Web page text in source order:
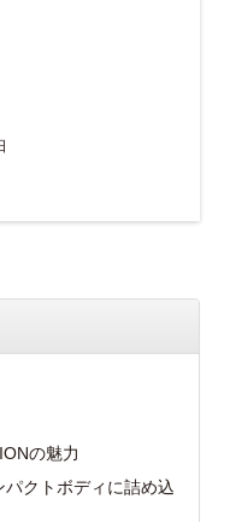
の魅力
クトボディに詰め込